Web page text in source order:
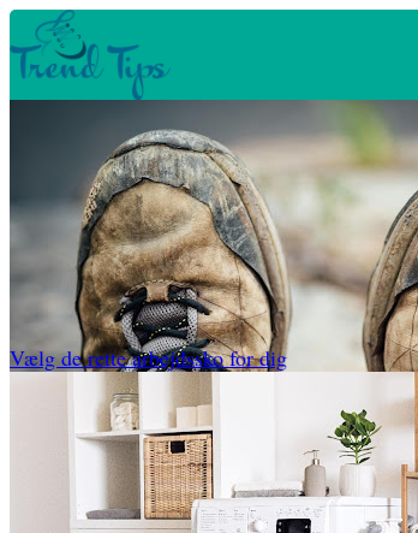
Vælg de rette arbejdssko for dig